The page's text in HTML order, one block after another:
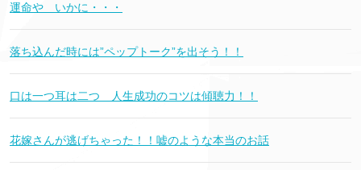
運命や いかに・・・
落ち込んだ時には”ペップトーク”を出そう！！
口は一つ耳は二つ 人生成功のコツは傾聴力！！
花嫁さんが逃げちゃった！！嘘のような本当のお話